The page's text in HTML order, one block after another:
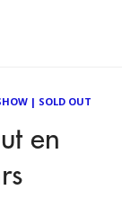
| SOLD OUT
en